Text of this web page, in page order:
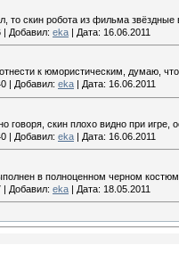
то скин робота из фильма звёздные
| Добавил: eka | Дата: 16.06.2011
к юмористическим, думаю,
| Добавил: eka | Дата: 16.06.2011
говоря, скин плохо видно при игре,
| Добавил: eka | Дата: 16.06.2011
в полноценном черном
| Добавил: eka | Дата: 18.05.2011